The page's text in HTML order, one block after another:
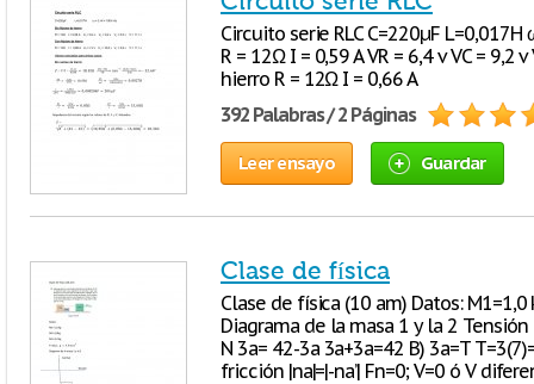
Circuito serie RLC C=220µF
R = 12Ω I = 0,59 A VR = 6,4 v VC = 9,2
hierro R = 12Ω I = 0,66 A
392 Palabras / 2 Páginas
Leer ensayo Guardar
Clase de física
Clase de física (10 am) Datos:
Diagrama de la masa 1 y la 2
N 3a= 42-3a 3a+3a=42 B) 3a=T
fricción |na|=|-na’| Fn=0; V=0 ó V